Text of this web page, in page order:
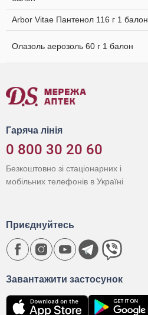
Arbor Vitae Пантенол 116 г 1 балон
Олазоль аерозоль 60 г 1 балон
Гаряча лінія
0 800 30 20 60
Безкоштовно зі стаціонарних і
мобільних телефонів в Україні
Завантажити застосунок
Приєднуйтесь